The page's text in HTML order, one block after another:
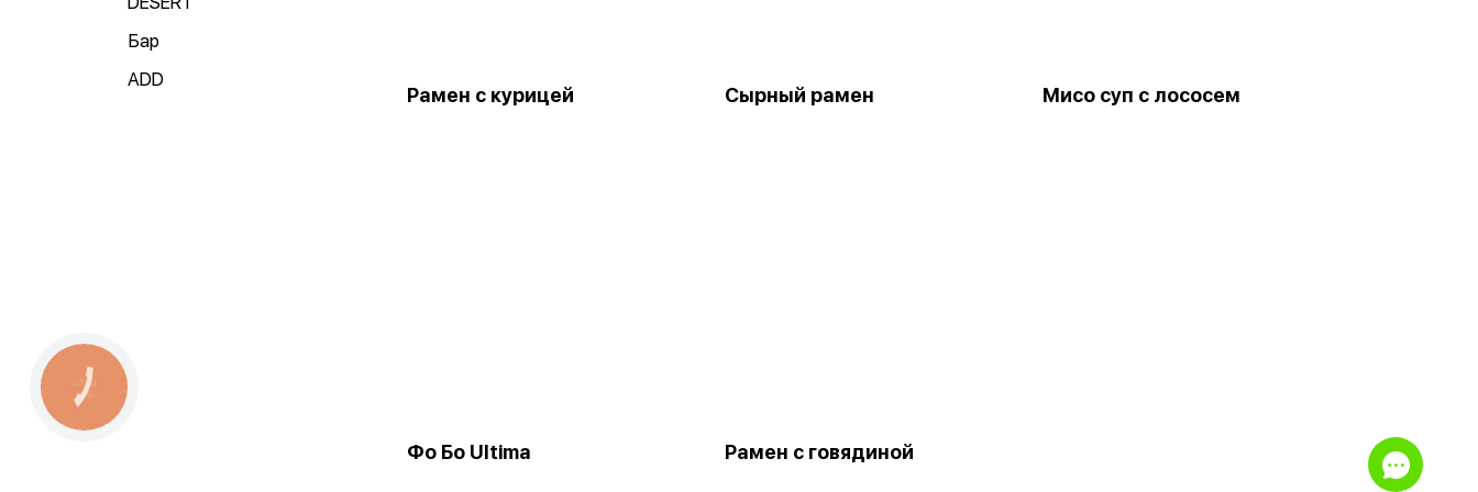
Бар
ADD
Рамен с курицей Сырный рамен Мисо суп с лососем
Фо Бо Ultima Рамен с говядиной
КНОПКА
СВЯЗИ